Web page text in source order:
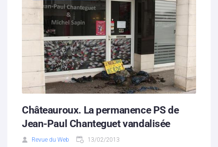
Châteauroux. La permanence PS de
Jean-Paul Chanteguet vandalisée
Revue du Web 13/02/2013